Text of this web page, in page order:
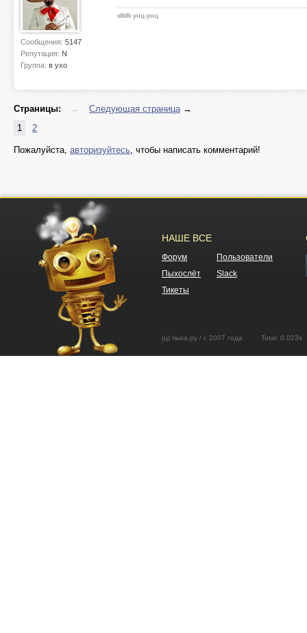
Сообщения: 5147
Репутация: N
Группа: в ухо
ιιlllιlllι унц-унц
Страницы: ← Следующая страница→
1
2
Пожалуйста, авторизуйтесь, чтобы написать комментарий!
НАШЕ ВСЕ
Форум
Пользователи
Пыхослёт
Slack
Тикеты
(ц) пыха.ру / с 2007 года Total: